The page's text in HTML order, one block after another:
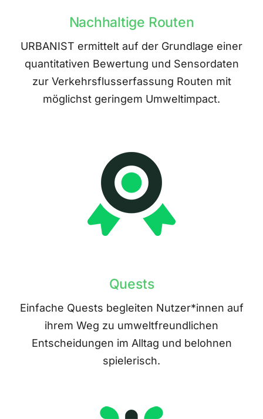
Nachhaltige Routen
URBANIST ermittelt auf der Grundlage einer
quantitativen Bewertung und Sensordaten
zur Verkehrsflusserfassung Routen mit
möglichst geringem Umweltimpact.
Quests
Einfache Quests begleiten Nutzer*innen auf
ihrem Weg zu umweltfreundlichen
Entscheidungen im Alltag und belohnen
spielerisch.